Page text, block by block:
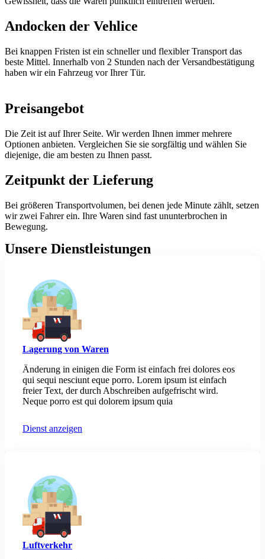
Andocken der Vehlice
Bei knappen Fristen ist ein schneller und flexibler Transport das
beste Mittel. Innerhalb von 2 Stunden nach der Versandbestätigung
haben wir ein Fahrzeug vor Ihrer Tür.
Preisangebot
Die Zeit ist auf Ihrer Seite. Wir werden Ihnen immer mehrere
Optionen anbieten. Vergleichen Sie sie sorgfältig und wählen Sie
diejenige, die am besten zu Ihnen passt.
Zeitpunkt der Lieferung
Bei größeren Transportvolumen, bei denen jede Minute zählt, setzen
wir zwei Fahrer ein. Ihre Waren sind fast ununterbrochen in
Bewegung.
Unsere Dienstleistungen
Lagerung von Waren
Änderung in einigen die Form ist einfach frei dolores eos
qui sequi nesciunt eque porro. Lorem ipsum ist einfach
freier Text, der durch Abschreiben aufgefrischt wird.
Neque porro est qui dolorem ipsum quia
Dienst anzeigen
Luftverkehr